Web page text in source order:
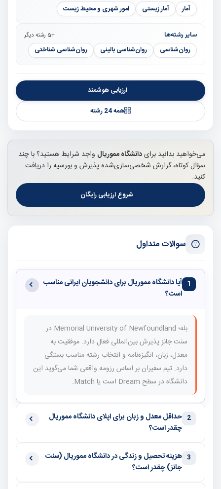
آمار آمار زیستی امور شهری و محیط زیست
سایر رشته‌ها +5 رشته دیگر
روان‌شناسی روان‌شناسی بالینی روان‌شناسی شناختی
ارزیابی هوشمند
همه 24 رشته
می‌خواهید بدانید برایدانشگاه مموریال واجد شرایط هستید؟ با چند
سؤال کوتاه، گزارش شخصی‌سازی‌شده پذیرش و بورسیه را دریافت
کنید.
شروع ارزیابی رایگان
سوالات متداول
1 آیا دانشگاه مموریال برای دانشجویان ایرانی مناسب
است؟
بله؛ Memorial University of Newfoundland در
سنت جانز پذیرش بین‌المللی فعال دارد. موفقیت به
معدل، زبان، انگیزه‌نامه و انتخاب رشته مناسب بستگی
دارد. تیم سفیران بر اساس رزومه واقعی شما می‌گوید این
دانشگاه در سطح Dream است یا Match.
2 حداقل معدل و زبان برای اپلای دانشگاه مموریال
چقدر است؟
3 هزینه تحصیل و زندگی در دانشگاه مموریال (سنت
جانز) چقدر است؟